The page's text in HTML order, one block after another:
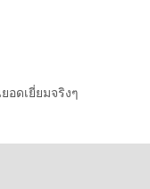
อดเยี่ยมจริงๆ